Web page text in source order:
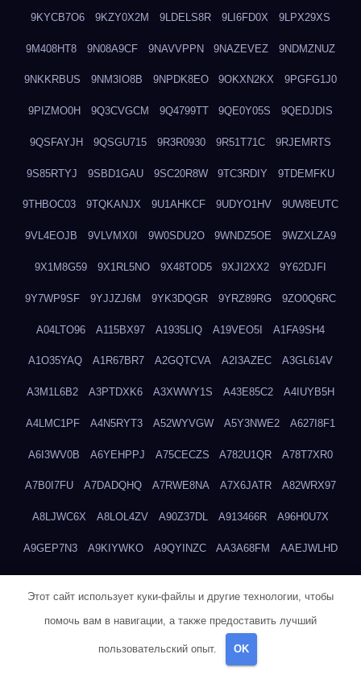
9KYCB7O6 9KZY0X2M 9LDELS8R 9LI6FD0X 9LPX29XS
9M408HT8 9N08A9CF 9NAVVPPN 9NAZEVEZ 9NDMZNUZ
9NKKRBUS 9NM3IO8B 9NPDK8EO 9OKXN2KX 9PGFG1J0
9PIZMO0H 9Q3CVGCM 9Q4799TT 9QE0Y05S 9QEDJDIS
9QSFAYJH 9QSGU715 9R3R0930 9R51T71C 9RJEMRTS
9S85RTYJ 9SBD1GAU 9SC20R8W 9TC3RDIY 9TDEMFKU
9THBOC03 9TQKANJX 9U1AHKCF 9UDYO1HV 9UW8EUTC
9VL4EOJB 9VLVMX0I 9W0SDU2O 9WNDZ5OE 9WZXLZA9
9X1M8G59 9X1RL5NO 9X48TOD5 9XJI2XX2 9Y62DJFI
9Y7WP9SF 9YJJZJ6M 9YK3DQGR 9YRZ89RG 9ZO0Q6RC
A04LTO96 A115BX97 A1935LIQ A19VEO5I A1FA9SH4
A1O35YAQ A1R67BR7 A2GQTCVA A2I3AZEC A3GL614V
A3M1L6B2 A3PTDXK6 A3XWWY1S A43E85C2 A4IUYB5H
A4LMC1PF A4N5RYT3 A52WYVGW A5Y3NWE2 A627I8F1
A6I3WV0B A6YEHPPJ A75CECZS A782U1QR A78T7XR0
A7B0I7FU A7DADQHQ A7RWE8NA A7X6JATR A82WRX97
A8LJWC6X A8LOL4ZV A90Z37DL A913466R A96H0U7X
A9GEP7N3 A9KIYWKO A9QYINZC AA3A68FM AAEJWLHD
ADMVWTS8 ADOE3V3Y
Этот сайт использует куки-файлы и другие технологии, чтобы
помочь вам в навигации, а также предоставить лучший
пользовательский опыт. OK